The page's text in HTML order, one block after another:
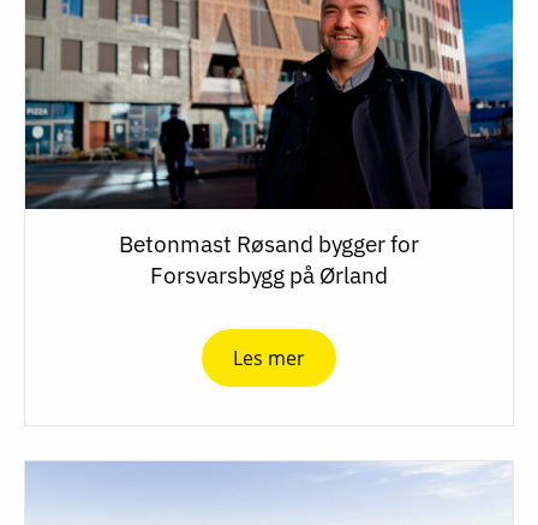
Betonmast Røsand bygger for
Forsvarsbygg på Ørland
Les mer